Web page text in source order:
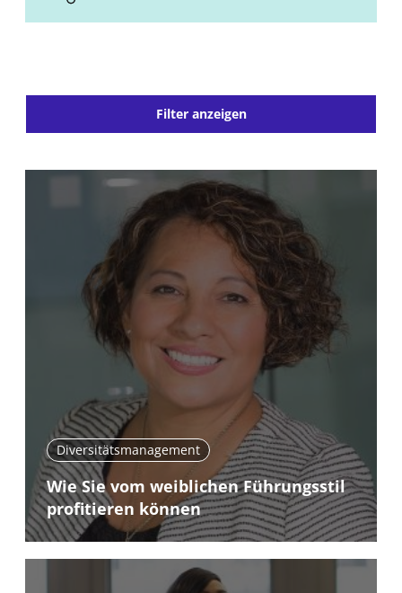
Filter anzeigen
Diversitätsmanagement
Wie Sie vom weiblichen Führungsstil
profitieren können